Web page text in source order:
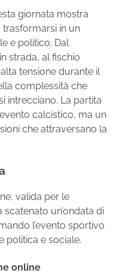
giornata mostra
in un
e politico. Dal
strada, al fischio
tensione durante il
complessità che
intrecciano. La partita
calcistico, ma un
che attraversano la
valida per le
un’ondata di
l’evento sportivo
politica e sociale.
online